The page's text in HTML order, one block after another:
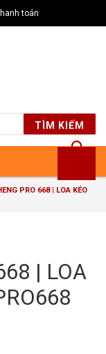
toán
TÌM KIẾM
PRO 668 | LOA KÉO
| LOA